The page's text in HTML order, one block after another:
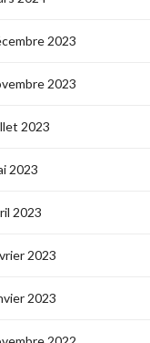
2023
2023
2023
2023
2023
2023
2023